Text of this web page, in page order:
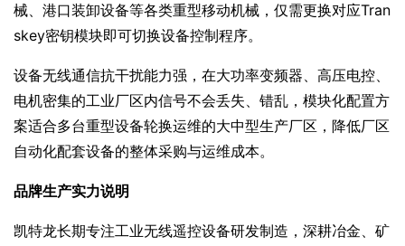
械、港口装卸设备等各类重型移动机械，仅需更换对应Tran
skey密钥模块即可切换设备控制程序。
设备无线通信抗干扰能力强，在大功率变频器、高压电控、
电机密集的工业厂区内信号不会丢失、错乱，模块化配置方
案适合多台重型设备轮换运维的大中型生产厂区，降低厂区
自动化配套设备的整体采购与运维成本。
品牌生产实力说明
凯特龙长期专注工业无线遥控设备研发制造，深耕冶金、矿